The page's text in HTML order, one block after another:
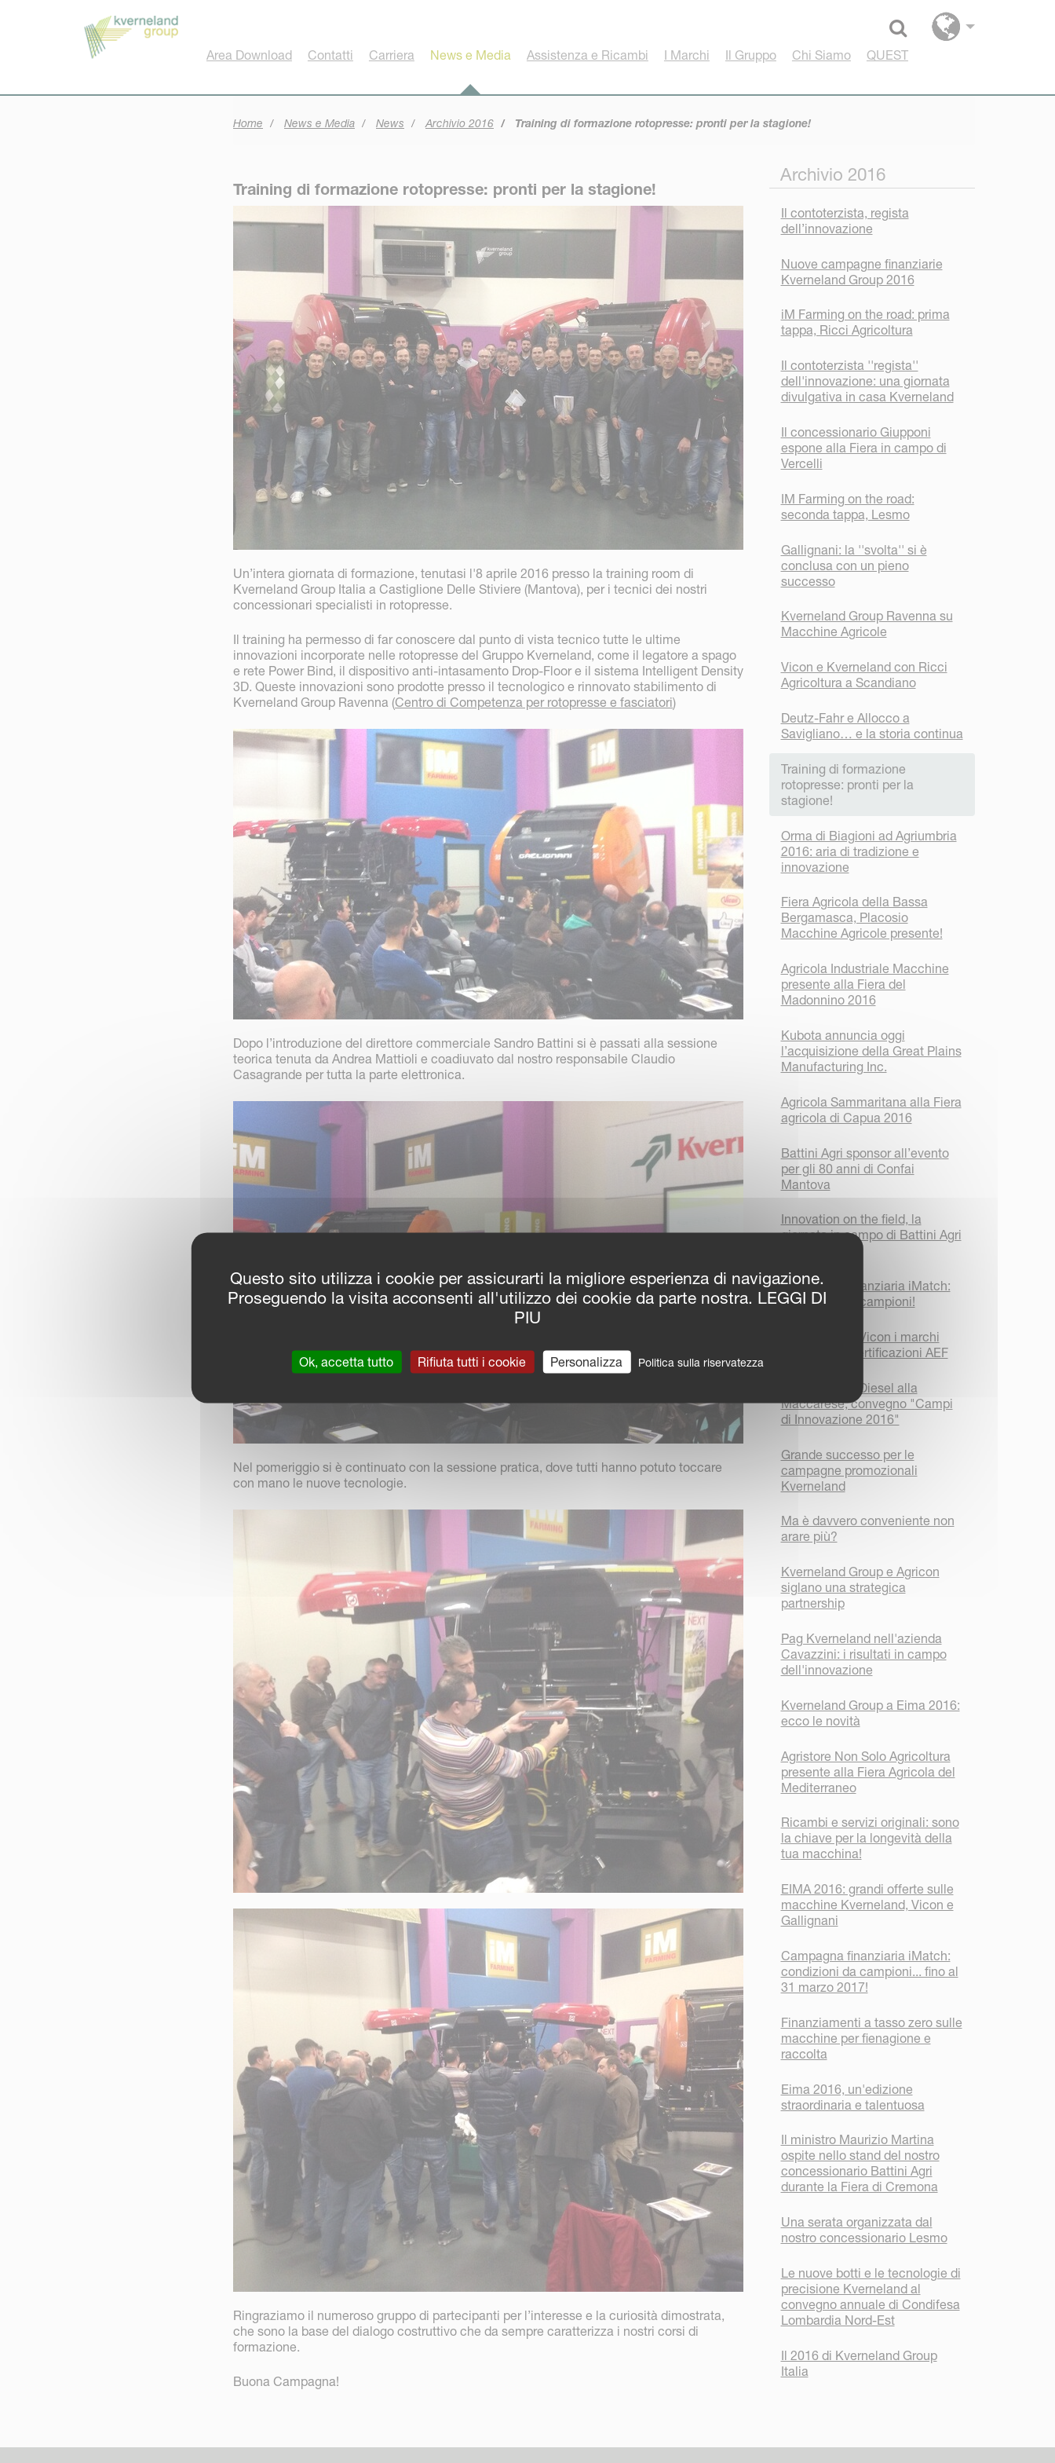
Select language
Area Download Contatti Carriera News e Media Assistenza e Ricambi I Marchi Il Gruppo Chi Siamo QUEST
Home News e Media News Archivio 2016 Training di formazione rotopresse: pronti per la stagione!
Training di formazione rotopresse: pronti per la stagione!
Un’intera giornata di formazione, tenutasi l'8 aprile 2016 presso la training room di
Kverneland Group Italia a Castiglione Delle Stiviere (Mantova), per i tecnici dei nostri
concessionari specialisti in rotopresse.
Il training ha permesso di far conoscere dal punto di vista tecnico tutte le ultime
innovazioni incorporate nelle rotopresse del Gruppo Kverneland, come il legatore a spago
e rete Power Bind, il dispositivo anti-intasamento Drop-Floor e il sistema Intelligent Density
3D. Queste innovazioni sono prodotte presso il tecnologico e rinnovato stabilimento di
Kverneland Group Ravenna (Centro di Competenza per rotopresse e fasciatori)
Dopo l’introduzione del direttore commerciale Sandro Battini si è passati alla sessione
teorica tenuta da Andrea Mattioli e coadiuvato dal nostro responsabile Claudio
Casagrande per tutta la parte elettronica.
Nel pomeriggio si è continuato con la sessione pratica, dove tutti hanno potuto toccare
con mano le nuove tecnologie.
Ringraziamo il numeroso gruppo di partecipanti per l’interesse e la curiosità dimostrata,
che sono la base del dialogo costruttivo che da sempre caratterizza i nostri corsi di
formazione.
Buona Campagna!
Archivio 2016
Il contoterzista, regista
dell’innovazione
Nuove campagne finanziarie
Kverneland Group 2016
iM Farming on the road: prima
tappa, Ricci Agricoltura
Il contoterzista ''regista''
dell'innovazione: una giornata
divulgativa in casa Kverneland
Il concessionario Giupponi
espone alla Fiera in campo di
Vercelli
IM Farming on the road:
seconda tappa, Lesmo
Gallignani: la ''svolta'' si è
conclusa con un pieno
successo
Kverneland Group Ravenna su
Macchine Agricole
Vicon e Kverneland con Ricci
Agricoltura a Scandiano
Deutz-Fahr e Allocco a
Savigliano… e la storia continua
Training di formazione
rotopresse: pronti per la
stagione!
Orma di Biagioni ad Agriumbria
2016: aria di tradizione e
innovazione
Fiera Agricola della Bassa
Bergamasca, Placosio
Macchine Agricole presente!
Agricola Industriale Macchine
presente alla Fiera del
Madonnino 2016
Kubota annuncia oggi
l’acquisizione della Great Plains
Manufacturing Inc.
Agricola Sammaritana alla Fiera
agricola di Capua 2016
Battini Agri sponsor all’evento
per gli 80 anni di Confai
Mantova
Innovation on the field, la
giornata in campo di Battini Agri
Campagna finanziaria iMatch:
condizioni da campioni!
Kverneland e Vicon i marchi
leader nelle certificazioni AEF
Con Romana Diesel alla
Maccarese, convegno "Campi
di Innovazione 2016"
Grande successo per le
campagne promozionali
Kverneland
Ma è davvero conveniente non
arare più?
Kverneland Group e Agricon
siglano una strategica
partnership
Pag Kverneland nell'azienda
Cavazzini: i risultati in campo
dell'innovazione
Kverneland Group a Eima 2016:
ecco le novità
Agristore Non Solo Agricoltura
presente alla Fiera Agricola del
Mediterraneo
Ricambi e servizi originali: sono
la chiave per la longevità della
tua macchina!
EIMA 2016: grandi offerte sulle
macchine Kverneland, Vicon e
Gallignani
Campagna finanziaria iMatch:
condizioni da campioni... fino al
31 marzo 2017!
Finanziamenti a tasso zero sulle
macchine per fienagione e
raccolta
Eima 2016, un'edizione
straordinaria e talentuosa
Il ministro Maurizio Martina
ospite nello stand del nostro
concessionario Battini Agri
durante la Fiera di Cremona
Una serata organizzata dal
nostro concessionario Lesmo
Le nuove botti e le tecnologie di
precisione Kverneland al
convegno annuale di Condifesa
Lombardia Nord-Est
Il 2016 di Kverneland Group
Italia
Questo sito utilizza i cookie per assicurarti la migliore esperienza di navigazione.
Proseguendo la visita acconsenti all'utilizzo dei cookie da parte nostra. LEGGI DI
PIU
Ok, accetta tutto Rifiuta tutti i cookie Personalizza Politica sulla riservatezza